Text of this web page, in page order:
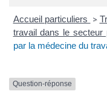
Accueil particuliers >
travail dans le secteur
par la médecine du
Question-réponse